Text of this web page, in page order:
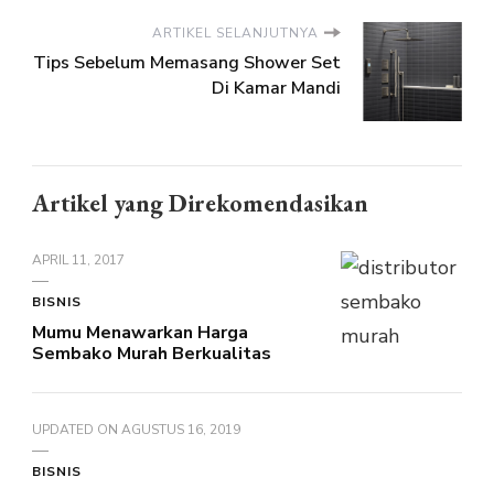
ARTIKEL SELANJUTNYA
Tips Sebelum Memasang Shower Set
Di Kamar Mandi
Artikel yang Direkomendasikan
APRIL 11, 2017
BISNIS
Mumu Menawarkan Harga
Sembako Murah Berkualitas
UPDATED ON AGUSTUS 16, 2019
BISNIS